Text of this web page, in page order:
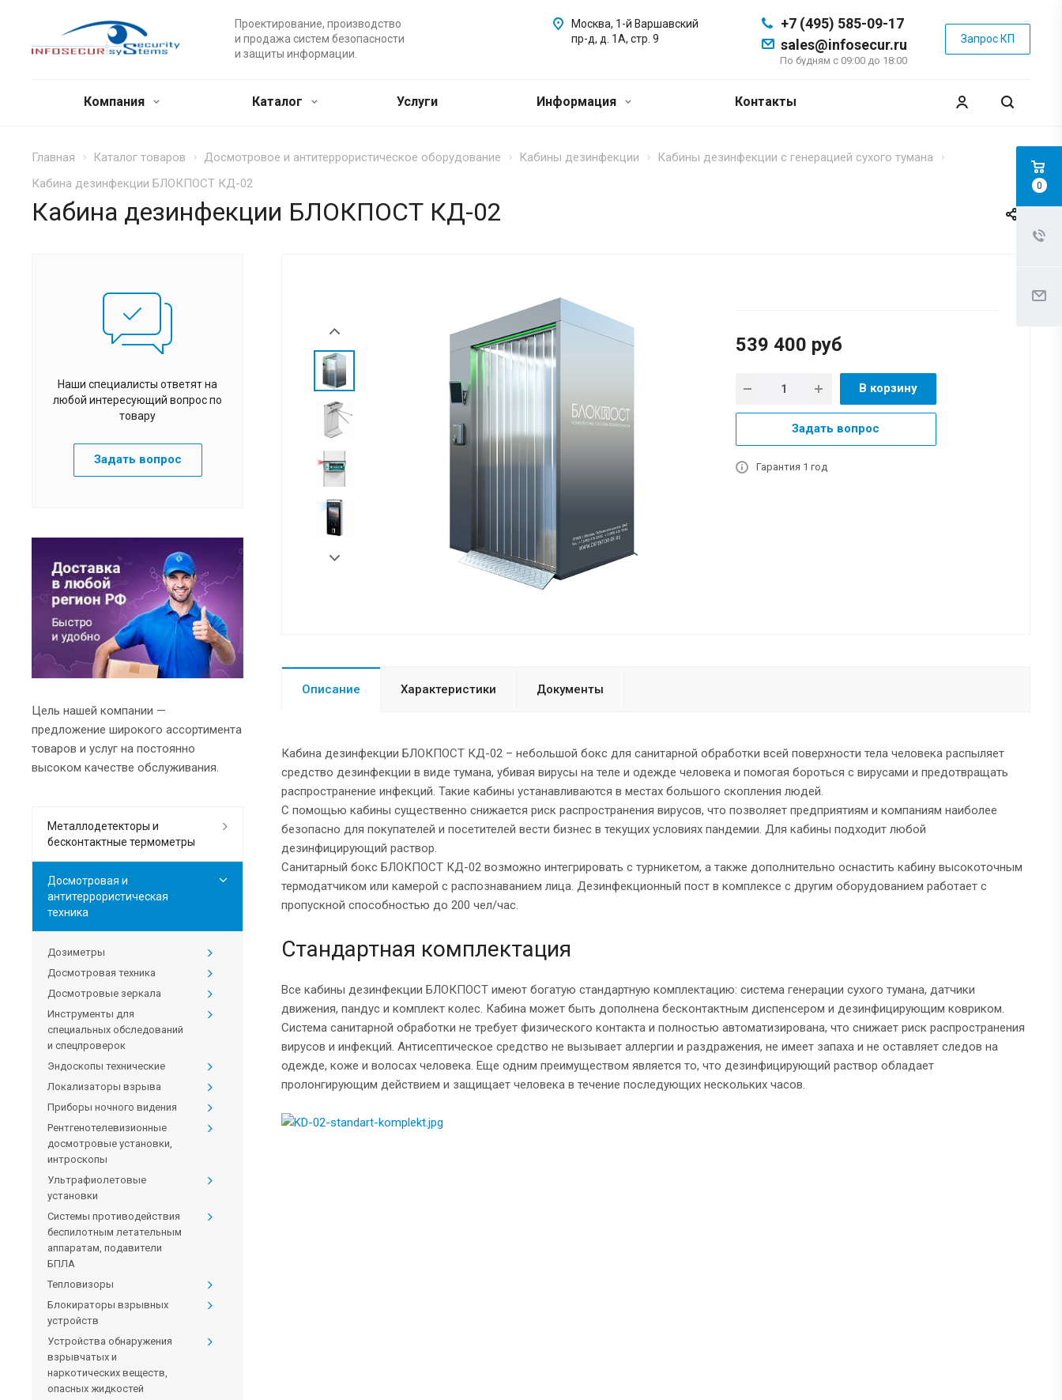
Проектирование, производство
и продажа систем безопасности
и защиты информации.
+7 (495) 585-09-17
sales@infosecur.ru
По будням с 09:00 до 18:00
Запрос КП
Москва, 1-й Варшавский
пр-д, д. 1А, стр. 9
Компания Каталог Услуги Информация Контакты
Главная Каталог товаров Досмотровое и антитеррористическое оборудование Кабины дезинфекции
Кабины дезинфекции с генерацией сухого тумана
Кабина дезинфекции БЛОКПОСТ КД-02
Кабина дезинфекции БЛОКПОСТ КД-02
539 400 руб
В корзину
Задать вопрос
Гарантия 1 год
Описание Характеристики Документы
Кабина дезинфекции БЛОКПОСТ КД-02 – небольшой бокс для санитарной обработки всей поверхности тела человека распыляет
средство дезинфекции в виде тумана, убивая вирусы на теле и одежде человека и помогая бороться с вирусами и предотвращать
распространение инфекций. Такие кабины устанавливаются в местах большого скопления людей.
С помощью кабины существенно снижается риск распространения вирусов, что позволяет предприятиям и компаниям наиболее
безопасно для покупателей и посетителей вести бизнес в текущих условиях пандемии. Для кабины подходит любой
дезинфицирующий раствор.
Санитарный бокс БЛОКПОСТ КД-02 возможно интегрировать с турникетом, а также дополнительно оснастить кабину высокоточным
термодатчиком или камерой с распознаванием лица. Дезинфекционный пост в комплексе с другим оборудованием работает с
пропускной способностью до 200 чел/час.
Стандартная комплектация
Все кабины дезинфекции БЛОКПОСТ имеют богатую стандартную комплектацию: система генерации сухого тумана, датчики
движения, пандус и комплект колес. Кабина может быть дополнена бесконтактным диспенсером и дезинфицирующим ковриком.
Система санитарной обработки не требует физического контакта и полностью автоматизирована, что снижает риск распространения
вирусов и инфекций. Антисептическое средство не вызывает аллергии и раздражения, не имеет запаха и не оставляет следов на
одежде, коже и волосах человека. Еще одним преимуществом является то, что дезинфицирующий раствор обладает
пролонгирующим действием и защищает человека в течение последующих нескольких часов.
Наши специалисты ответят на
любой интересующий вопрос по
товару
Задать вопрос
Цель нашей компании —
предложение широкого ассортимента
товаров и услуг на постоянно
высоком качестве обслуживания.
Металлодетекторы и
бесконтактные термометры
Досмотровая и
антитеррористическая
техника
Дозиметры
Досмотровая техника
Досмотровые зеркала
Инструменты для
специальных обследований
и спецпроверок
Эндоскопы технические
Локализаторы взрыва
Приборы ночного видения
Рентгенотелевизионные
досмотровые установки,
интроскопы
Ультрафиолетовые
установки
Системы противодействия
беспилотным летательным
аппаратам, подавители
БПЛА
Тепловизоры
Блокираторы взрывных
устройств
Устройства обнаружения
взрывчатых и
наркотических веществ,
опасных жидкостей
0